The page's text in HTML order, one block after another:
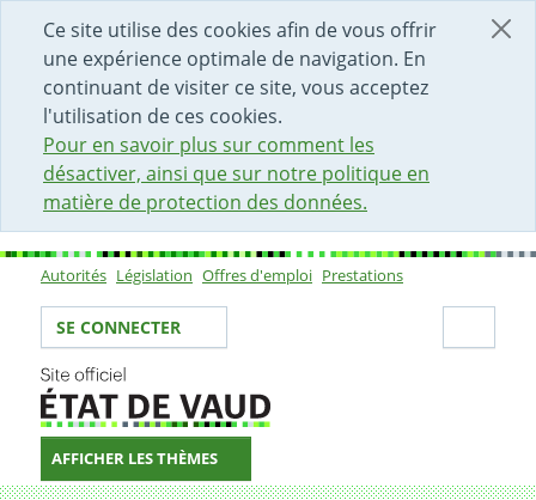
Ce site utilise des cookies afin de vous offrir
une expérience optimale de navigation. En
continuant de visiter ce site, vous acceptez
l'utilisation de ces cookies.
Pour en savoir plus sur comment les
désactiver, ainsi que sur notre politique en
matière de protection des données.
DÉBUT DU CONTENU DE LA PAGE
ACCÈS AU CHAMP DE RECHERCHE
PAGE D'ACCUEIL
FORMULAIRE DE CONTACT
Sous-navigation
Autorités Législation Offres d'emploi Prestations
Votre identité
SE CONNECTER
AFFICHER LES THÈMES